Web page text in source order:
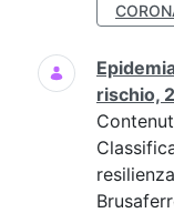
rischio,